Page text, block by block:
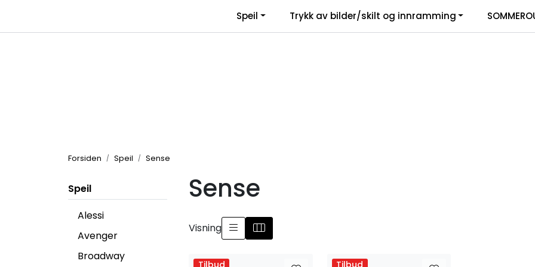
Speil Trykk av bilder/skilt og innramming
Forsiden Speil Sense
Speil
Alessi
Avenger
Broadway
Sense
Visning
Tilbud Tilbud